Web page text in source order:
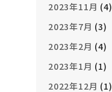
2023年11月 (4)
2023年7月 (3)
2023年2月 (4)
2023年1月 (1)
2022年12月 (1)